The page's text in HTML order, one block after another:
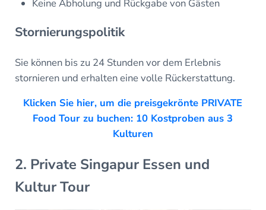
Keine Abholung und Rückgabe von Gästen
Stornierungspolitik
Sie können bis zu 24 Stunden vor dem Erlebnis
stornieren und erhalten eine volle Rückerstattung.
Klicken Sie hier, um die preisgekrönte PRIVATE
Food Tour zu buchen: 10 Kostproben aus 3
Kulturen
2. Private Singapur Essen und
Kultur Tour